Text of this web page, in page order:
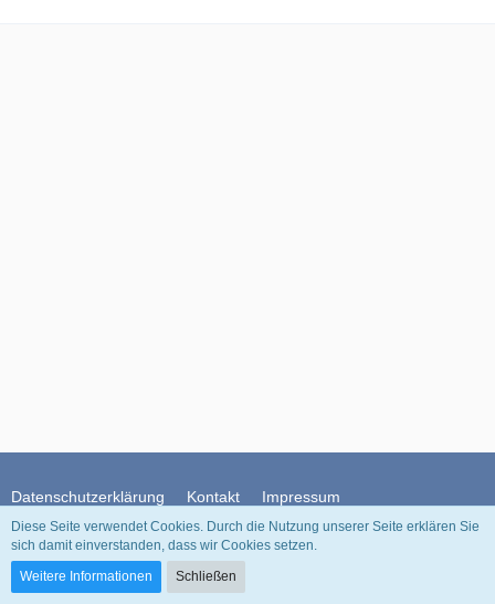
Datenschutzerklärung Kontakt Impressum
Community-Software:
Diese Seite verwendet Cookies. Durch die Nutzung unserer Seite erklären Sie
sich damit einverstanden, dass wir Cookies setzen.
Weitere Informationen
Schließen